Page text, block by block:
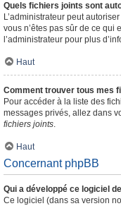
Quels fichiers joints sont
L’administrateur peut
vous n’êtes pas sûr de ce qui
l’administrateur pour plus
Haut
Comment trouver tous mes
Pour accéder à la liste des
messages privés, allez dans
fichiers joints.
Haut
Concernant phpBB
Qui a développé ce logiciel
Ce logiciel (dans sa version